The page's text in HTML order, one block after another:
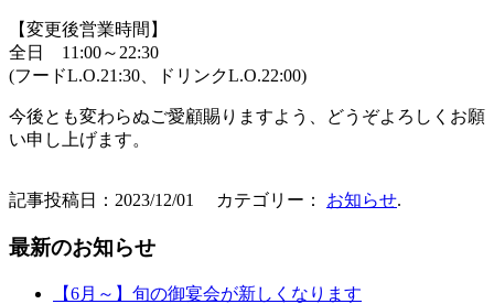
【変更後営業時間】
全日 11:00～22:30
(フードL.O.21:30、ドリンクL.O.22:00)
今後とも変わらぬご愛顧賜りますよう、どうぞよろしくお願
い申し上げます。
記事投稿日：2023/12/01 カテゴリー： お知らせ.
最新のお知らせ
【6月～】旬の御宴会が新しくなります